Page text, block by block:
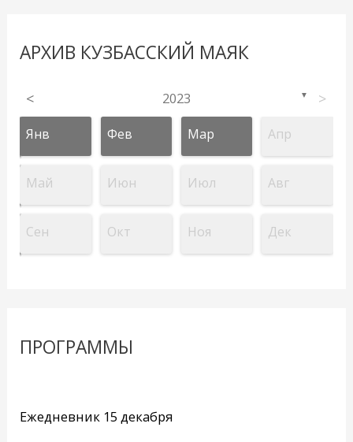
АРХИВ КУЗБАССКИЙ МАЯК
< 2023 ▼ >
Янв Фев Мар Апр
Май Июн Июл Авг
Сен Окт Ноя Дек
ПРОГРАММЫ
Ежедневник 15 декабря